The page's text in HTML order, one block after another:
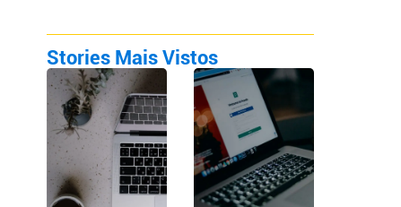
Stories Mais Vistos